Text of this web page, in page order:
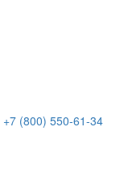
+7 (800) 550-61-34